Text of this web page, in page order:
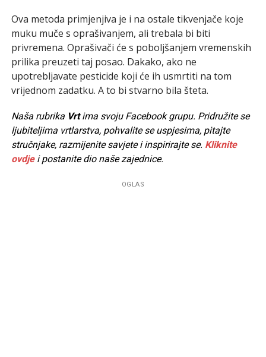
Ova metoda primjenjiva je i na ostale tikvenjače koje
muku muče s oprašivanjem, ali trebala bi biti
privremena. Oprašivači će s poboljšanjem vremenskih
prilika preuzeti taj posao. Dakako, ako ne
upotrebljavate pesticide koji će ih usmrtiti na tom
vrijednom zadatku. A to bi stvarno bila šteta.
Naša rubrika Vrtima svoju Facebook grupu. Pridružite se
ljubiteljima vrtlarstva, pohvalite se uspjesima, pitajte
stručnjake, razmijenite savjete i inspirirajte se. Kliknite
ovdjei postanite dio naše zajednice.
OGLAS